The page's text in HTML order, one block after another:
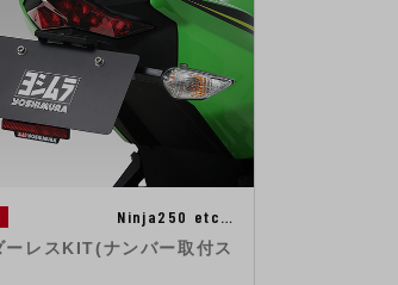
Ninja250 etc…
ーレスKIT(ナンバー取付ス